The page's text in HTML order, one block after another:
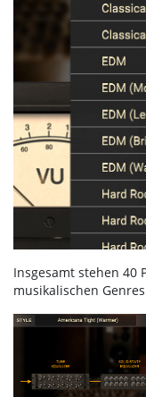
Insgesamt stehen 40
musikalischen